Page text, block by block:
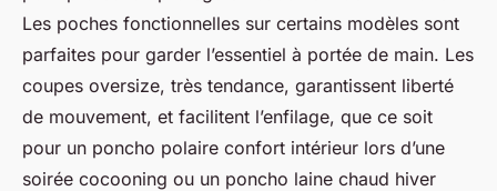
Les poches fonctionnelles sur certains modèles sont
parfaites pour garder l’essentiel à portée de main. Les
coupes oversize, très tendance, garantissent liberté
de mouvement, et facilitent l’enfilage, que ce soit
pour un poncho polaire confort intérieur lors d’une
soirée cocooning ou un poncho laine chaud hiver